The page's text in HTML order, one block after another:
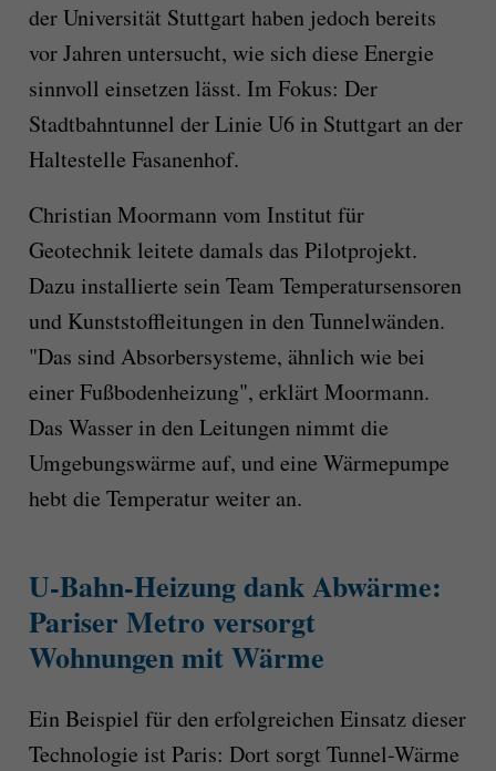
der Universität Stuttgart haben jedoch bereits
vor Jahren untersucht, wie sich diese Energie
sinnvoll einsetzen lässt. Im Fokus: Der
Stadtbahntunnel der Linie U6 in Stuttgart an der
Haltestelle Fasanenhof.
Christian Moormann vom Institut für
Geotechnik leitete damals das Pilotprojekt.
Dazu installierte sein Team Temperatursensoren
und Kunststoffleitungen in den Tunnelwänden.
"Das sind Absorbersysteme, ähnlich wie bei
einer Fußbodenheizung", erklärt Moormann.
Das Wasser in den Leitungen nimmt die
Umgebungswärme auf, und eine Wärmepumpe
hebt die Temperatur weiter an.
U-Bahn-Heizung dank Abwärme:
Pariser Metro versorgt
Wohnungen mit Wärme
Ein Beispiel für den erfolgreichen Einsatz dieser
Technologie ist Paris: Dort sorgt Tunnel-Wärme